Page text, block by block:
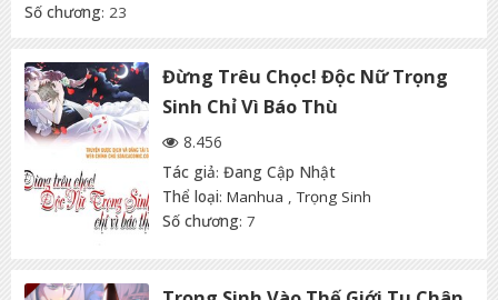
Số chương: 23
Đừng Trêu Chọc! Độc Nữ Trọng
Sinh Chỉ Vì Báo Thù
8.456
Tác giả: Đang Cập Nhật
Thể loại: Manhua ,Trọng Sinh
Số chương: 7